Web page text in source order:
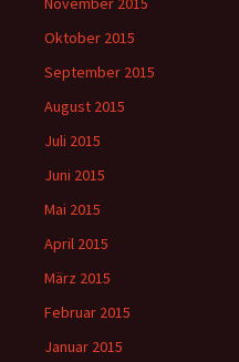
Oktober 2015
September 2015
August 2015
Juli 2015
Juni 2015
Mai 2015
April 2015
März 2015
Februar 2015
Januar 2015